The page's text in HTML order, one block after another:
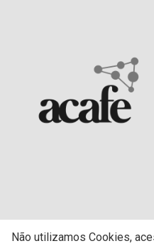
Não utilizamos Cookies,
© Centro Universitário da